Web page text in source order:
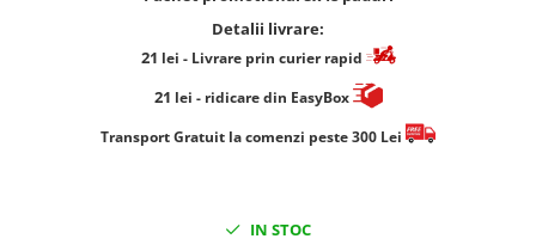
Detalii livrare:
21 lei - Livrare prin curier rapid
21 lei - ridicare din EasyBox
​​​​​​Transport Gratuit la comenzi peste 300 Lei
IN STOC